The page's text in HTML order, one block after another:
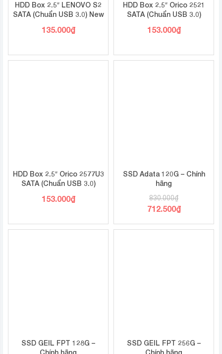
HDD Box 2.5″ LENOVO S2
SATA (Chuẩn USB 3.0) New
135.000₫
HDD Box 2.5″ Orico 2521
SATA (Chuẩn USB 3.0)
153.000₫
HDD Box 2.5″ Orico 2577U3
SATA (Chuẩn USB 3.0)
153.000₫
SSD Adata 120G – Chính
hãng
830.000₫
712.500₫
SSD GEIL FPT 128G –
Chính hãng
SSD GEIL FPT 256G –
Chính hãng